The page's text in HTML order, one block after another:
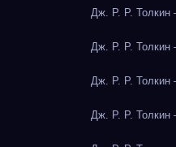
Дж. Р. Р. Толкин
Дж. Р. Р. Толкин
Дж. Р. Р. Толкин
Дж. Р. Р. Толкин